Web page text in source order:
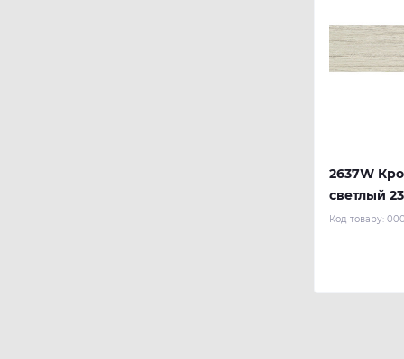
2637W
светлый
REHAU
Код товару: